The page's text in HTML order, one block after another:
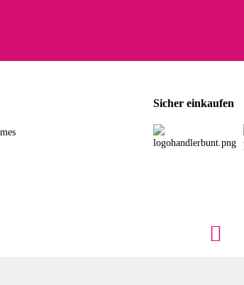
Sicher einkaufen